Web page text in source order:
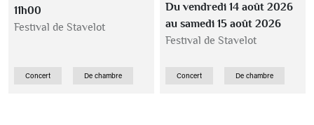
11h00
Festival de Stavelot
Concert De chambre
Du vendredi 14 août 2026
au samedi 15 août 2026
Festival de Stavelot
Concert De chambre